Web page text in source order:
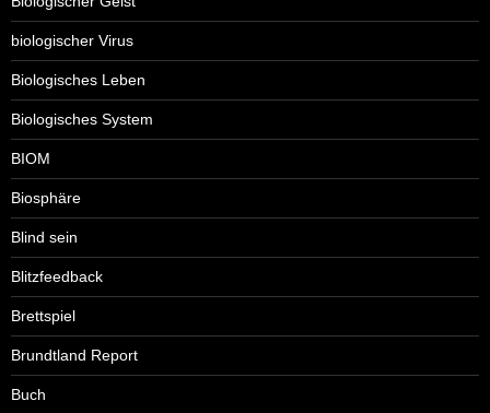
biologischer Virus
Biologisches Leben
Biologisches System
BIOM
Biosphäre
Blind sein
Blitzfeedback
Brettspiel
Brundtland Report
Buch